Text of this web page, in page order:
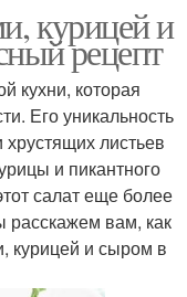
курицей и
рецепт
кухни, которая
Его уникальность
листьев
и пикантного
салат еще более
расскажем вам, как
курицей и сыром в